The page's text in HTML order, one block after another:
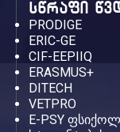
სწრაფი
PRODIGE
ERIC-GE
CIF-EEPIIQ
ERASMUS+
DITECH
VETPRO
E-PSY